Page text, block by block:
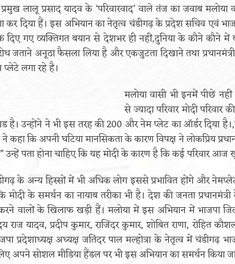
प्रमुख लालू प्रसाद यादव के ‘परिवारवाद’ वाले तंज का जवाब
कर दिया हैं। इस अभियान का नेतृत्व चंडीगढ़ के प्रदेश सचिव एवं
दिए गए व्यक्तिगत बयान से देशभर ही नहीं,दुनिया के कौने कौने
जताने अनूठा फैसला लिया है और एकजुटता दिखाने तथा
प्लेटे लगा रहे है।
मलोया वासी भी इनमें पीछे
से ज्यादा परिवार मोदी
है। उन्होंने ने भी इस तरह की 200 और नेम प्लेट का ऑर्डर दिया
कि अपनी घटिया मानसिकता के कारण विपक्ष ने लोकप्रिय
पता होना चाहिए कि यह मोदी के कारण है कि कई परिवार आज
के अन्य हिस्सों में भी अधिक लोग इससे प्रभावित होंगे और
के समर्थन का नायाब तरीका भी है। देश की जनता
वालों के खिलाफ खड़ी हैं। मलोया में इस अभियान में भाजपा
यादव, प्रदीप कुमार, राजिंदर कुमार, शोबित राणा, रोहित
प्रदेशाध्यक्ष अध्यक्ष जतिंदर पाल मल्होत्रा के नेतृत्व में चंडीगढ़
अपने सोशल मीडिया हैंडल पर भी इस अभियान का समर्थन किया